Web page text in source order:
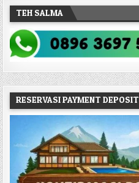
TEH SALMA
RESERVASI PAYMENT DEPOSIT